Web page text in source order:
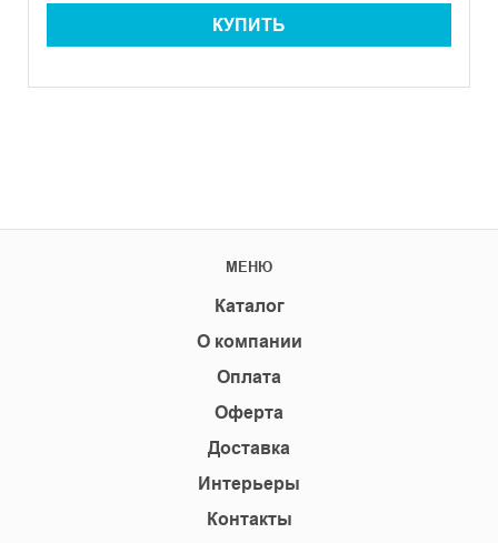
КУПИТЬ
МЕНЮ
Каталог
О компании
Оплата
Оферта
Доставка
Интерьеры
Контакты